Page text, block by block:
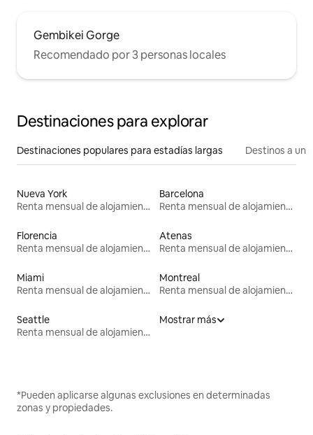
Gembikei Gorge
Recomendado por 3 personas locales
Destinaciones para explorar
Destinaciones populares para estadías largas Destinos a un
Nueva York
Renta mensual de alojamientos
Barcelona
Renta mensual de alojamientos
Florencia
Renta mensual de alojamientos
Atenas
Renta mensual de alojamientos
Miami
Renta mensual de alojamientos
Montreal
Renta mensual de alojamientos
Seattle
Renta mensual de alojamientos
Mostrar más
*Pueden aplicarse algunas exclusiones en determinadas
zonas y propiedades.